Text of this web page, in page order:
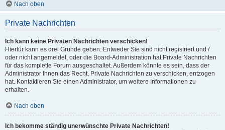
Nach oben
Private Nachrichten
Ich kann keine Privaten Nachrichten verschicken!
Hierfür kann es drei Gründe geben: Entweder Sie sind nicht registriert und /
oder nicht angemeldet, oder die Board-Administration hat Private Nachrichten
für das komplette Forum ausgeschaltet. Außerdem könnte es sein, dass der
Administrator Ihnen das Recht, Private Nachrichten zu verschicken, entzogen
hat. Kontaktieren Sie einen Administrator, um weitere Informationen zu
erhalten.
Nach oben
Ich bekomme ständig unerwünschte Private Nachrichten!